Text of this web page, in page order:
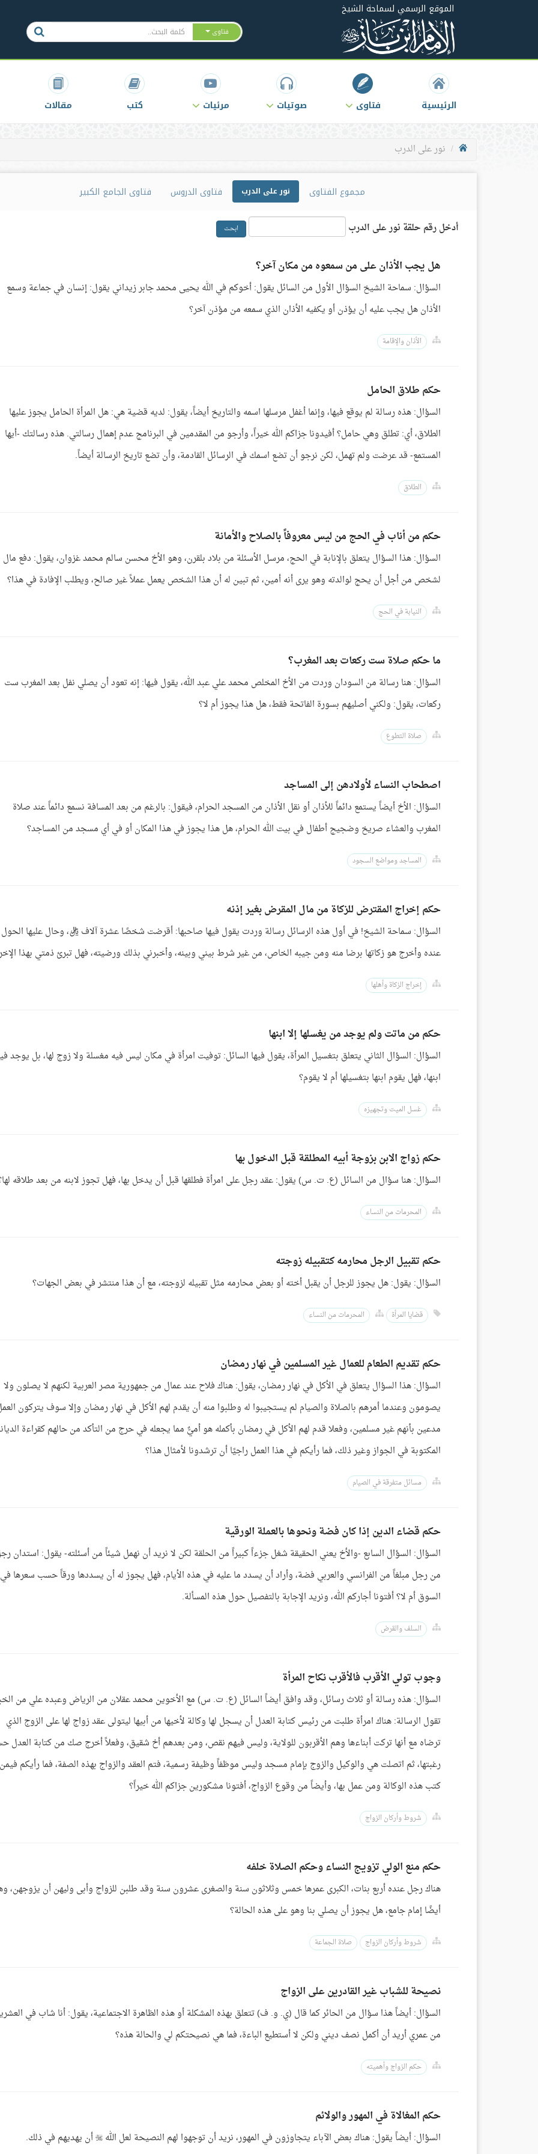
الموقع الرسمي لسماحة الشيخ
فتاوى
الرئيسية فتاوى صوتيات مرئيات كتب مقالات
نور على الدرب
مجموع الفتاوى نور على الدرب فتاوى الدروس فتاوى الجامع الكبير
أدخل رقم حلقة نور على الدرب ابحث
هل يجب الأذان على من سمعوه من مكان آخر؟
السؤال: سماحة الشيخ السؤال الأول من السائل يقول: أخوكم في الله يحيى محمد جابر زيداني يقول: إنسان في جماعة وسمع
الأذان هل يجب عليه أن يؤذن أو يكفيه الأذان الذي سمعه من مؤذن آخر؟
الأذان والإقامة
حكم طلاق الحامل
السؤال: هذه رسالة لم يوقع فيها، وإنما أغفل مرسلها اسمه والتاريخ أيضاً، يقول: لديه قضية هي: هل المرأة الحامل يجوز عليها
الطلاق، أي: تطلق وهي حامل؟ أفيدونا جزاكم الله خيراً، وأرجو من المقدمين في البرنامج عدم إهمال رسالتي. هذه رسالتك -أيها
المستمع- قد عرضت ولم تهمل، لكن نرجو أن تضع اسمك في الرسائل القادمة، وأن تضع تاريخ الرسالة أيضاً.
الطلاق
حكم من أناب في الحج من ليس معروفاً بالصلاح والأمانة
السؤال: هذا السؤال يتعلق بالإنابة في الحج، مرسل الأسئلة من بلاد بلقرن، وهو الأخ محسن سالم محمد غزوان، يقول: دفع مال
لشخص من أجل أن يحج لوالدته وهو يرى أنه أمين، ثم تبين له أن هذا الشخص يعمل عملاً غير صالح، ويطلب الإفادة في هذا؟
النيابة في الحج
ما حكم صلاة ست ركعات بعد المغرب؟
السؤال: هنا رسالة من السودان وردت من الأخ المخلص محمد علي عبد الله، يقول فيها: إنه تعود أن يصلي نفل بعد المغرب ست
ركعات، يقول: ولكني أصليهم بسورة الفاتحة فقط، هل هذا يجوز أم لا؟
صلاة التطوع
اصطحاب النساء لأولادهن إلى المساجد
السؤال: الأخ أيضاً يستمع دائماً للأذان أو نقل الأذان من المسجد الحرام، فيقول: بالرغم من بعد المسافة نسمع دائماً عند صلاة
المغرب والعشاء صريخ وضجيج أطفال في بيت الله الحرام، هل هذا يجوز في هذا المكان أو في أي مسجد من المساجد؟
المساجد ومواضع السجود
حكم إخراج المقترض للزكاة من مال المقرض بغير إذنه
السؤال: سماحة الشيخ! في أول هذه الرسائل رسالة وردت يقول فيها صاحبها: أقرضت شخصًا عشرة آلاف ريال، وحال عليها الحول
عنده وأخرج هو زكاتها برضا منه ومن جيبه الخاص، من غير شرط بيني وبينه، وأخبرني بذلك ورضيته، فهل تبرئ ذمتي بهذا
إخراج الزكاة وأهلها
حكم من ماتت ولم يوجد من يغسلها إلا ابنها
السؤال: السؤال الثاني يتعلق بتغسيل المرأة، يقول فيها السائل: توفيت امرأة في مكان ليس فيه مغسلة ولا زوج لها، بل يوجد
ابنها، فهل يقوم ابنها بتغسيلها أم لا يقوم؟
غسل الميت وتجهيزه
حكم زواج الابن بزوجة أبيه المطلقة قبل الدخول بها
السؤال: هنا سؤال من السائل (ع. ت. س) يقول: عقد رجل على امرأة فطلقها قبل أن يدخل بها، فهل تجوز لابنه من بعد طلاقه
المحرمات من النساء
حكم تقبيل الرجل محارمه كتقبيله زوجته
السؤال: يقول: هل يجوز للرجل أن يقبل أخته أو بعض محارمه مثل تقبيله لزوجته، مع أن هذا منتشر في بعض الجهات؟
قضايا المرأة المحرمات من النساء
حكم تقديم الطعام للعمال غير المسلمين في نهار رمضان
السؤال: هذا السؤال يتعلق في الأكل في نهار رمضان، يقول: هناك فلاح عند عمال من جمهورية مصر العربية لكنهم لا يصلون ولا
يصومون وعندما أمرهم بالصلاة والصيام لم يستجيبوا له وطلبوا منه أن يقدم لهم الأكل في نهار رمضان وإلا سوف يتركون
مدعين بأنهم غير مسلمين، وفعلا قدم لهم الأكل في رمضان بأكمله هو أميٌّ مما يجعله في حرج من التأكد من حالهم كقراءة
المكتوبة في الجواز وغير ذلك، فما رأيكم في هذا العمل راجيًا أن ترشدونا لأمثال هذا؟
مسائل متفرقة في الصيام
حكم قضاء الدين إذا كان فضة ونحوها بالعملة الورقية
السؤال: السؤال السابع -والأخ يعني الحقيقة شغل جزءاً كبيراً من الحلقة لكن لا نريد أن نهمل شيئاً من أسئلته- يقول: استدان
من رجل مبلغاً من الفرانسي والعربي فضة، وأراد أن يسدد ما عليه في هذه الأيام، فهل يجوز له أن يسددها ورقاً حسب سعرها في
السوق أم لا؟ أفتونا أجاركم الله، ونريد الإجابة بالتفصيل حول هذه المسألة.
السلف والقرض
وجوب تولي الأقرب فالأقرب نكاح المرأة
السؤال: هذه رسالة أو ثلاث رسائل، وقد وافق أيضاً السائل (ع. ت. س) مع الأخوين محمد عقلان من الرياض وعبده علي من
تقول الرسالة: هناك امرأة طلبت من رئيس كتابة العدل أن يسجل لها وكالة لأخيها من أبيها ليتولى عقد زواج لها على الزوج الذي
ترضاه مع أنها تركت أبناءها وهم الأقربون للولاية، وليس فيهم نقص، ومن بعدهم أخ شقيق، وفعلاً أخرج صك من كتابة العدل
رغبتها، ثم اتصلت هي والوكيل والزوج بإمام مسجد وليس موظفاً وظيفة رسمية، فتم العقد والزواج بهذه الصفة، فما رأيكم فيمن
كتب هذه الوكالة ومن عمل بها، وأيضاً من وقوع الزواج، أفتونا مشكورين جزاكم الله خيراً؟
شروط وأركان الزواج
حكم منع الولي تزويج النساء وحكم الصلاة خلفه
هناك رجل عنده أربع بنات، الكبرى عمرها خمس وثلاثون سنة والصغرى عشرون سنة وقد طلبن للزواج وأبى وليهن أن يزوجهن،
أيضًا إمام جامع، هل يجوز أن يصلي بنا وهو على هذه الحالة؟
شروط وأركان الزواج صلاة الجماعة
نصيحة للشباب غير القادرين على الزواج
السؤال: أيضاً هذا سؤال من الحائر كما قال (ي. و. ف) تتعلق بهذه المشكلة أو هذه الظاهرة الاجتماعية، يقول: أنا شاب في
من عمري أريد أن أكمل نصف ديني ولكن لا أستطيع الباءة، فما هي نصيحتكم لي والحالة هذه؟
حكم الزواج وأهميته
حكم المغالاة في المهور والولائم
السؤال: أيضاً يقول: هناك بعض الآباء يتجاوزون في المهور، نريد أن توجهوا لهم النصيحة لعل الله  أن يهديهم في ذلك.